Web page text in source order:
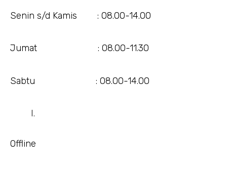
Senin s/d Kamis : 08.00-14.00
Jumat : 08.00-11.30
Sabtu : 08.00-14.00
Offline